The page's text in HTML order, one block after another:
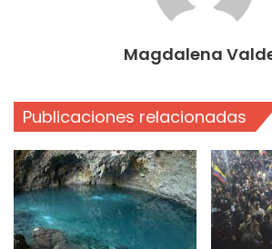
Magdalena
Publicaciones relacionadas